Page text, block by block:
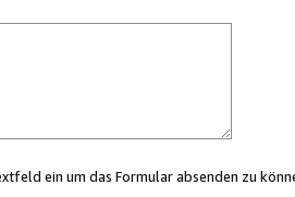
ein um das Formular absenden zu